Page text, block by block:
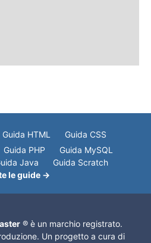
Guida HTML
Guida CSS
Guida PHP
Guida MySQL
Java
Guida Scratch
le guide →
® è un marchio registrato.
Un progetto a cura di